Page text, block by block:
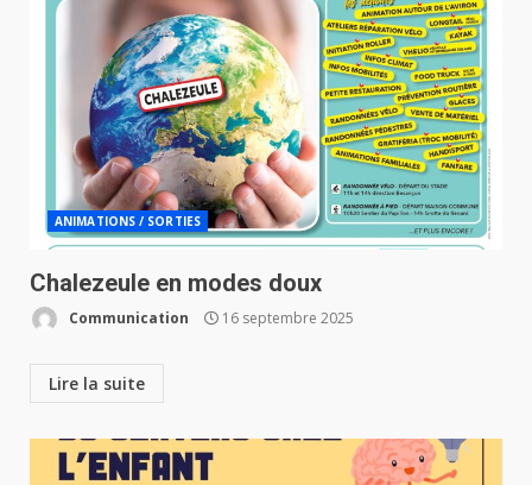
ANIMATIONS / SORTIES
Chalezeule en modes doux
Communication 16 septembre 2025
Lire la suite